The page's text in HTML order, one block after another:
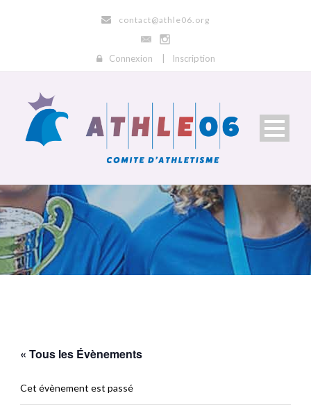
contact@athle06.org
Connexion Inscription
« Tous les Évènements
Cet évènement est passé